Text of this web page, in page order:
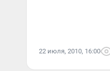
22 июля, 2010, 16:00